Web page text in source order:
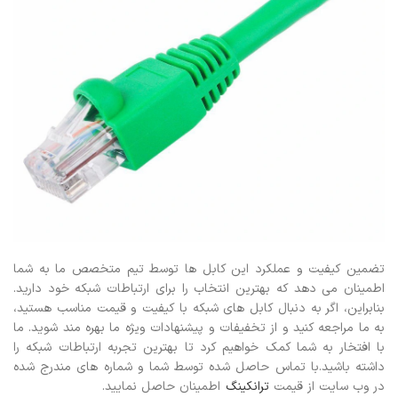
تضمین کیفیت و عملکرد این کابل ها توسط تیم متخصص ما به شما
اطمینان می دهد که بهترین انتخاب را برای ارتباطات شبکه خود دارید.
بنابراین، اگر به دنبال کابل های شبکه با کیفیت و قیمت مناسب هستید،
به ما مراجعه کنید و از تخفیفات و پیشنهادات ویژه ما بهره مند شوید. ما
با افتخار به شما کمک خواهیم کرد تا بهترین تجربه ارتباطات شبکه را
داشته باشید.با تماس حاصل شده توسط شما و شماره های مندرج شده
در وب سایت از قیمت ترانکینگ اطمینان حاصل نمایید.